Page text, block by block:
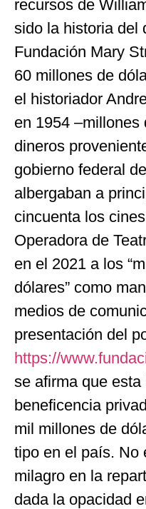
recursos de
sido la historia del
Fundación Mary
60 millones de
el historiador
en 1954 –millones
dineros
gobierno federal
albergaban a
cincuenta los
Operadora de
en el 2021 a los
dólares” como
medios de
presentación del
https://
se afirma que
beneficencia
mil millones de
tipo en el país. No
milagro en la
dada la opacidad